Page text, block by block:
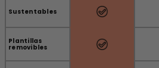
Sustentables
Plantillas
removibles